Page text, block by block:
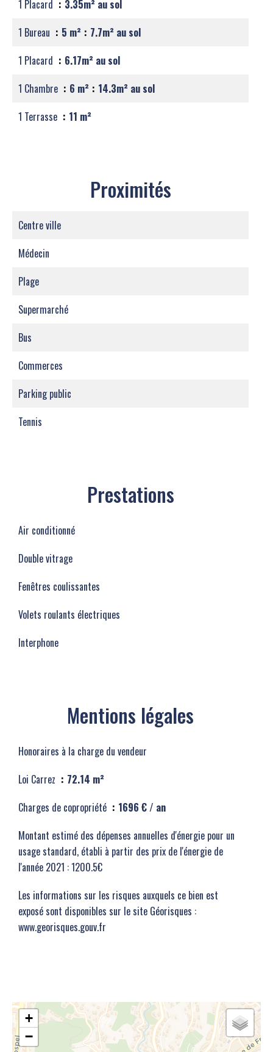
1 Placard
3.35m² au sol
1 Bureau
5 m²
7.7m² au sol
1 Placard
6.17m² au sol
1 Chambre
6 m²
14.3m² au sol
1 Terrasse
11 m²
Proximités
Centre ville
Médecin
Plage
Supermarché
Bus
Commerces
Parking public
Tennis
Prestations
Air conditionné
Double vitrage
Fenêtres coulissantes
Volets roulants électriques
Interphone
Mentions légales
Honoraires à la charge du vendeur
Loi Carrez
72.14 m²
Charges de copropriété
1696 € / an
Montant estimé des dépenses annuelles d'énergie pour un
usage standard, établi à partir des prix de l'énergie de
l'année 2021 : 1200.5€
Les informations sur les risques auxquels ce bien est
exposé sont disponibles sur le site Géorisques :
www.georisques.gouv.fr
+
−